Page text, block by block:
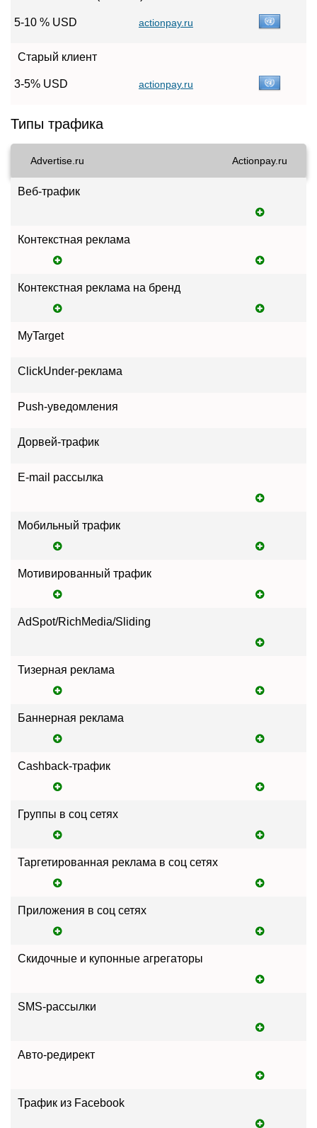
5-10 % USD actionpay.ru
Старый клиент
3-5% USD actionpay.ru
Типы трафика
Advertise.ru Actionpay.ru
Веб-трафик
Контекстная реклама
Контекстная реклама на бренд
MyTarget
ClickUnder-реклама
Push-уведомления
Дорвей-трафик
E-mail рассылка
Мобильный трафик
Мотивированный трафик
AdSpot/RichMedia/Sliding
Тизерная реклама
Баннерная реклама
Cashback-трафик
Группы в соц сетях
Таргетированная реклама в соц сетях
Приложения в соц сетях
Скидочные и купонные агрегаторы
SMS-рассылки
Авто-редирект
Трафик из Facebook